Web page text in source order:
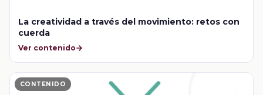
La creatividad a través del movimiento: retos con
cuerda
Ver contenido
CONTENIDO